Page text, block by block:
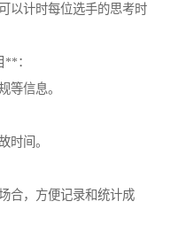
以计时每位选手的思考时
：
等信息。
时间。
合，方便记录和统计成